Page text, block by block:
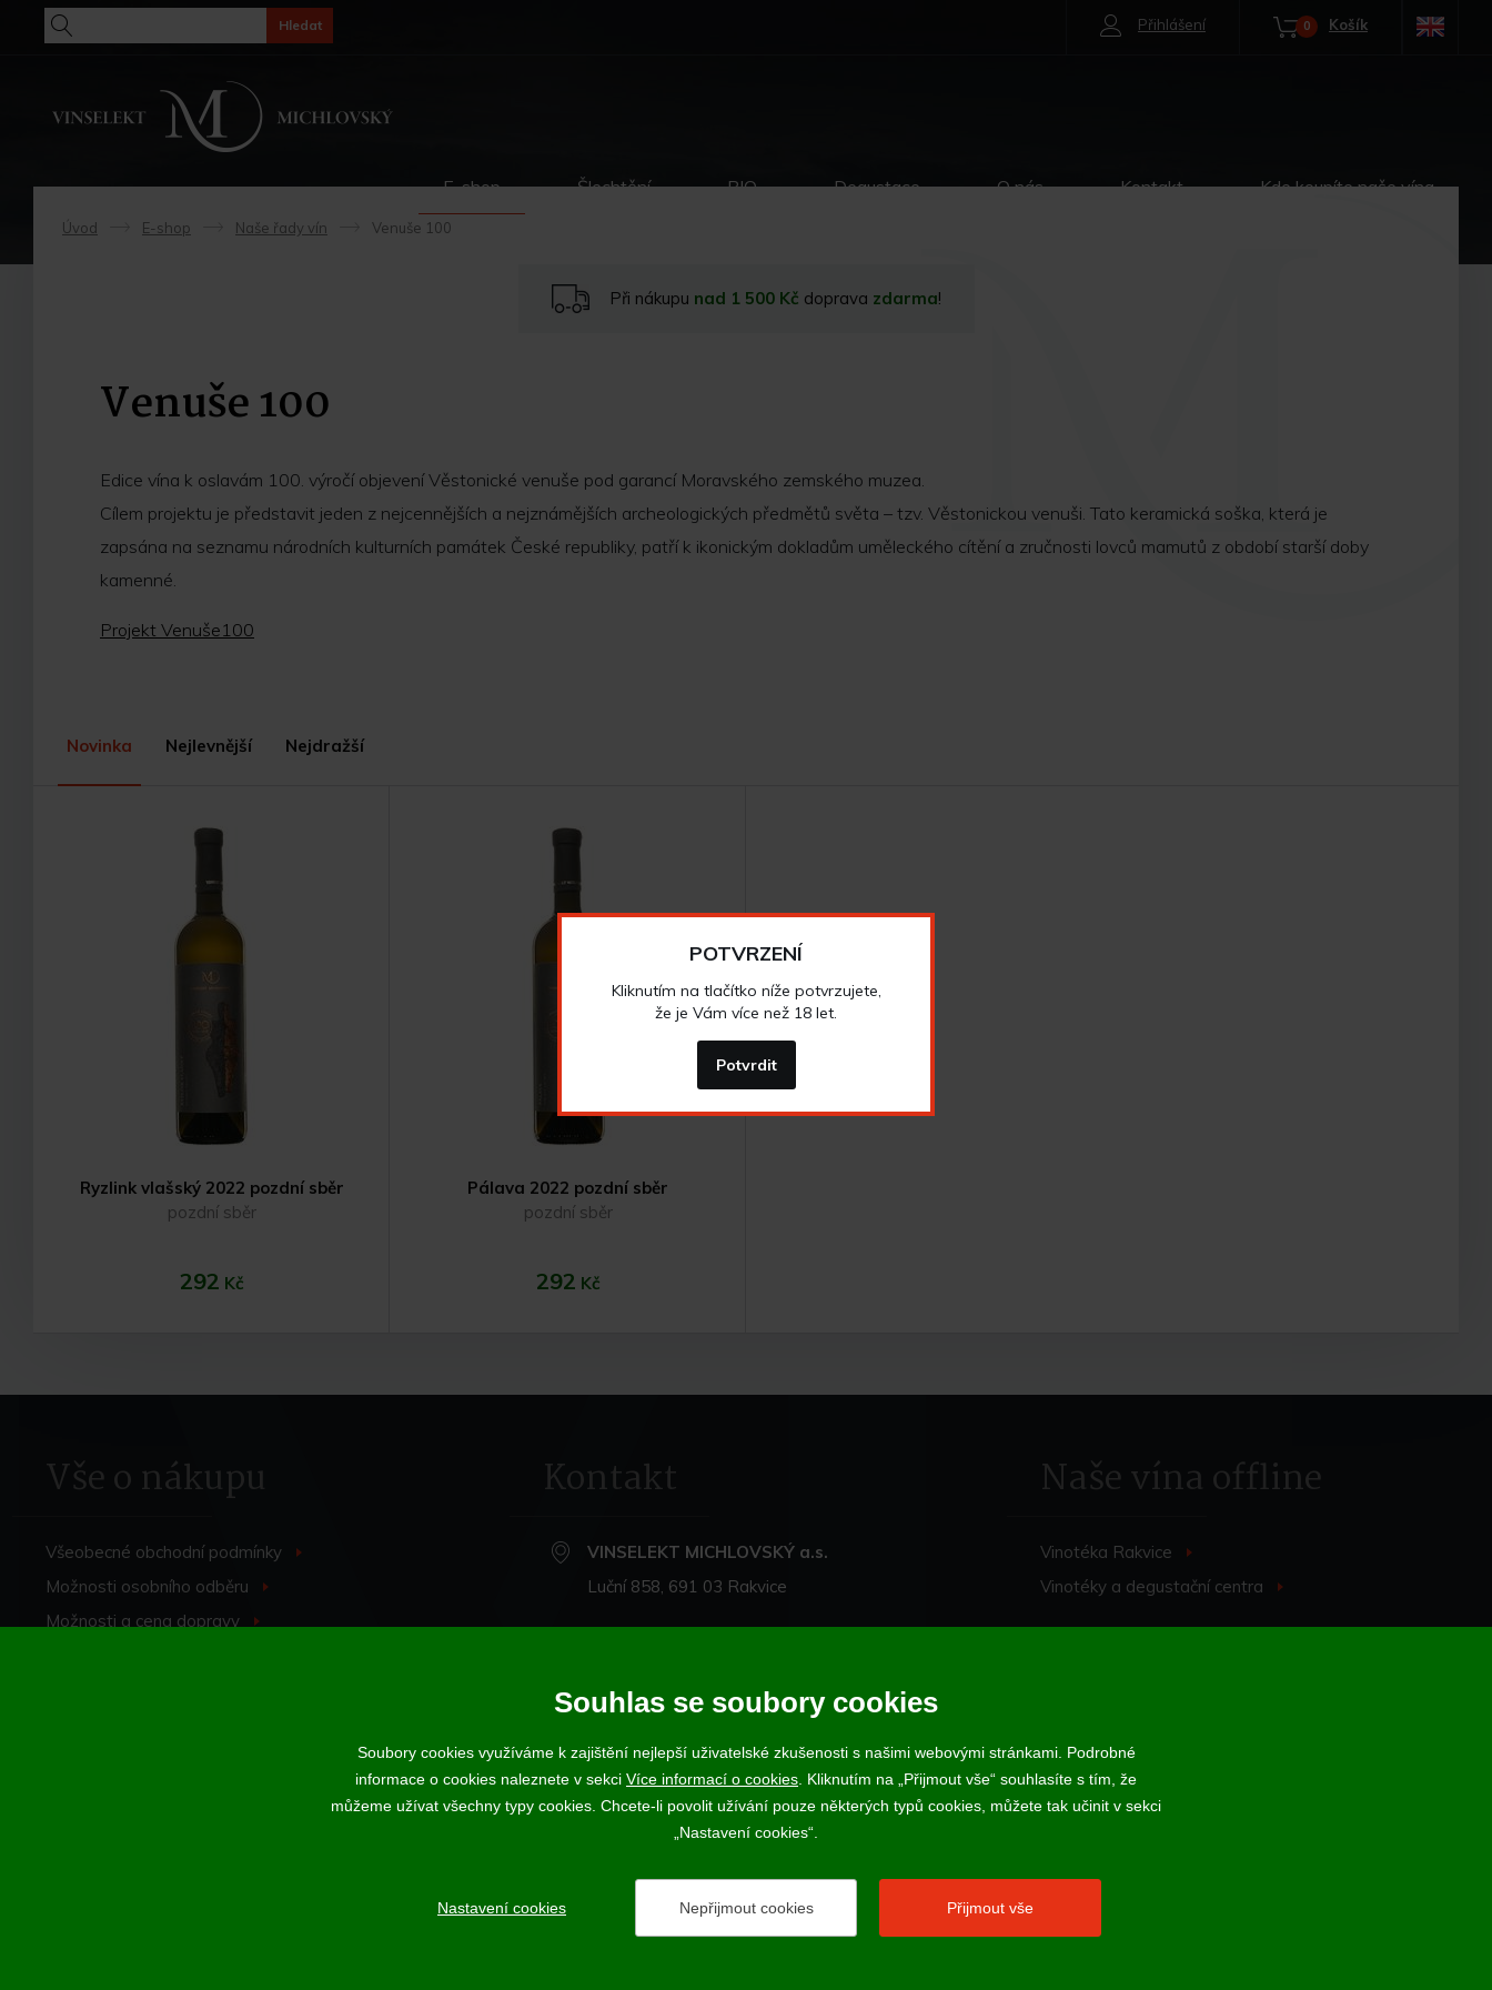
Košík
0
Přihlášení
Hledat
E-shop Šlechtění BIO Degustace O nás Kontakt Kde koupíte naše vína
Úvod ->
E-shop ->
Naše řady vín ->
Venuše 100
Při nákupu nad 1 500 Kč doprava zdarma!
Venuše 100
Edice vína k oslavám 100. výročí objevení Věstonické venuše pod garancí Moravského zemského muzea.
Cílem projektu je představit jeden z nejcennějších a nejznámějších archeologických předmětů světa – tzv. Věstonickou venuši. Tato keramická soška, která je
zapsána na seznamu národních kulturních památek České republiky, patří k ikonickým dokladům uměleckého cítění a zručnosti lovců mamutů z období starší doby
kamenné.
Projekt Venuše100
Novinka Nejlevnější Nejdražší
Ryzlink vlašský 2022 pozdní sběr
pozdní sběr
292 Kč
Do košíku
Pálava 2022 pozdní sběr
pozdní sběr
292 Kč
Vše o nákupu
Všeobecné obchodní podmínky
Možnosti osobního odběru
Možnosti a cena dopravy
>
Kontakt
VINSELEKT MICHLOVSKÝ a.s.
Luční 858, 691 03 Rakvice
michlovsky@michlovsky.com
Naše vína offline
Vinotéka Rakvice
Vinotéky a degustační centra
Podle zákona o evidenci tržeb je prodávající povinen vystavit kupujícímu účtenku. Zároveň je povinen zaevidovat přijatou tržbu u správce daně online; v případě technického výpadku pak nejpozději do 48 hodin.
Vína a sekty prodáváme výhradně osobám starším 18-ti let.
2017 - 2026 © VINSELEKT MICHLOVSKÝ a.s. |Nastavení cookies
POTVRZENÍ
Kliknutím na tlačítko níže potvrzujete,
že je Vám více než 18 let.
Potvrdit
Souhlas se soubory cookies
Soubory cookies využíváme k zajištění nejlepší uživatelské zkušenosti s našimi webovými stránkami. Podrobné
informace o cookies naleznete v sekci Více informací o cookies . Kliknutím na „Přijmout vše“ souhlasíte s tím, že
můžeme užívat všechny typy cookies. Chcete-li povolit užívání pouze některých typů cookies, můžete tak učinit v sekci
„Nastavení cookies“.
Přijmout vše
Nepřijmout cookies
Nastavení cookies